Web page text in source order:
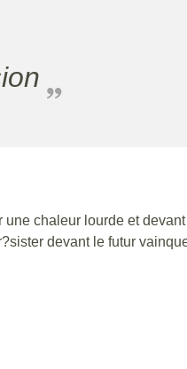
chaleur lourde et
devant le futur